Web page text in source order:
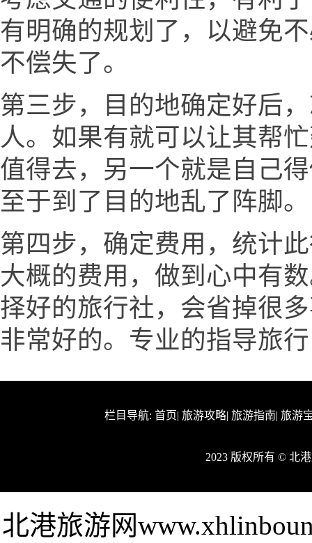
有明确的规划了，以避免
不偿失了。
第三步，目的地确定好后
人。如果有就可以让其帮
值得去，另一个就是自己
至于到了目的地乱了阵脚。
第四步，确定费用，统计
大概的费用，做到心中有
择好的旅行社，会省掉很
非常好的。专业的指导旅
栏目导航: 首页| 旅游攻略| 旅游指南| 旅游
2023 版权所有 © 北
北港旅游网